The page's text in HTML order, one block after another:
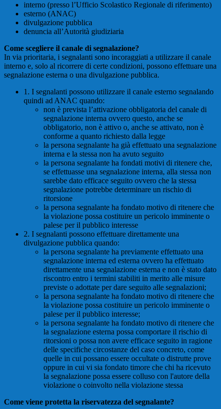
interno (presso l’Ufficio Scolastico Regionale di riferimento)
esterno (ANAC)
divulgazione pubblica
denuncia all’Autorità giudiziaria
Come scegliere il canale di segnalazione?
In via prioritaria, i segnalanti sono incoraggiati a utilizzare il canale
interno e, solo al ricorrere di certe condizioni, possono effettuare una
segnalazione esterna o una divulgazione pubblica.
1. I segnalanti possono utilizzare il canale esterno segnalando
quindi ad ANAC quando:
non è prevista l’attivazione obbligatoria del canale di
segnalazione interna ovvero questo, anche se
obbligatorio, non è attivo o, anche se attivato, non è
conforme a quanto richiesto dalla legge
la persona segnalante ha già effettuato una segnalazione
interna e la stessa non ha avuto seguito
la persona segnalante ha fondati motivi di ritenere che,
se effettuasse una segnalazione interna, alla stessa non
sarebbe dato efficace seguito ovvero che la stessa
segnalazione potrebbe determinare un rischio di
ritorsione
la persona segnalante ha fondato motivo di ritenere che
la violazione possa costituire un pericolo imminente o
palese per il pubblico interesse
2. I segnalanti possono effettuare direttamente una
divulgazione pubblica quando:
la persona segnalante ha previamente effettuato una
segnalazione interna ed esterna ovvero ha effettuato
direttamente una segnalazione esterna e non è stato dato
riscontro entro i termini stabiliti in merito alle misure
previste o adottate per dare seguito alle segnalazioni;
la persona segnalante ha fondato motivo di ritenere che
la violazione possa costituire un pericolo imminente o
palese per il pubblico interesse;
la persona segnalante ha fondato motivo di ritenere che
la segnalazione esterna possa comportare il rischio di
ritorsioni o possa non avere efficace seguito in ragione
delle specifiche circostanze del caso concreto, come
quelle in cui possano essere occultate o distrutte prove
oppure in cui vi sia fondato timore che chi ha ricevuto
la segnalazione possa essere colluso con l'autore della
violazione o coinvolto nella violazione stessa
Come viene protetta la riservatezza del segnalante?